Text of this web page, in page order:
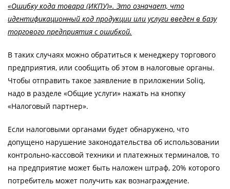
«Ошибку кода товара (ИКПУ)». Это означает, что
идентификационный код продукции или услуги введен в базу
торгового предприятия с ошибкой.
В таких случаях можно обратиться к менеджеру торгового
предприятия, или сообщить об этом в налоговые органы.
Чтобы отправить такое заявление в приложении Soliq,
надо в разделе «Общие услуги» нажать на кнопку
«Налоговый партнер».
Если налоговыми органами будет обнаружено, что
допущено нарушение законодательства об использовании
контрольно-кассовой техники и платежных терминалов, то
на предприятие может быть наложен штраф, 20% которого
потребитель может получить как вознаграждение.